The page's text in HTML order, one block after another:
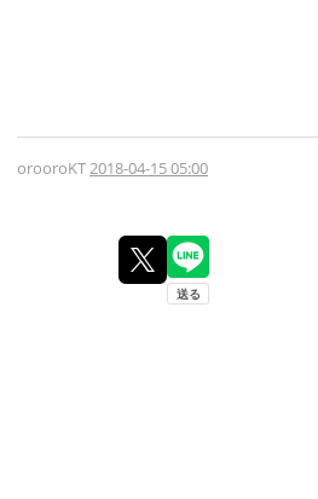
orooroKT2018-04-15 05:00